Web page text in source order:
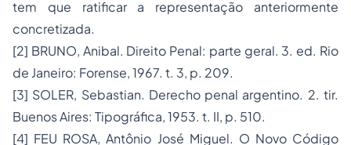
tem que ratificar a representação anteriormente
concretizada.
[2] BRUNO, Anibal. Direito Penal: parte geral. 3. ed. Rio
de Janeiro: Forense, 1967. t. 3, p. 209.
[3] SOLER, Sebastian. Derecho penal argentino. 2. tir.
Buenos Aires: Tipográfica, 1953. t. II, p. 510.
[4] FEU ROSA, Antônio José Miguel. O Novo Código